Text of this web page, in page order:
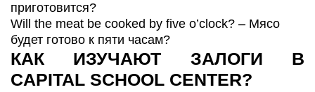
приготовится?
Will the meat be cooked by five o’clock? – Мясо
будет готово к пяти часам?
КАК ИЗУЧАЮТ ЗАЛОГИ В
CAPITAL SCHOOL CENTER?